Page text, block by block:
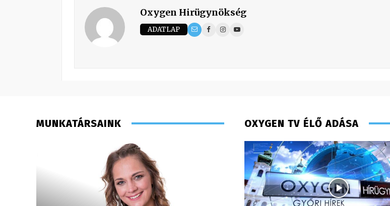
Oxygen Hirügynökség
ADATLAP
MUNKATÁRSAINK OXYGEN TV ÉLŐ ADÁSA